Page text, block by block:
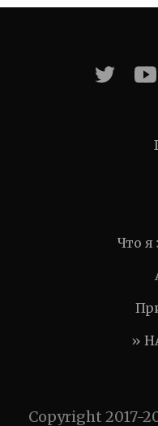
Что я
»
Copyright 2017-